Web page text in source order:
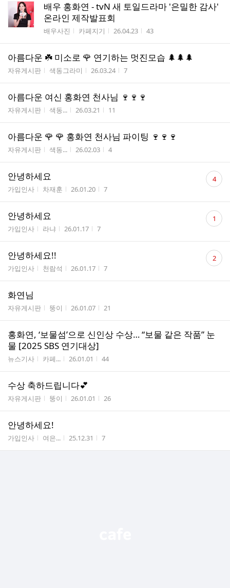
배우 홍화연 - tvN 새 토일드라마 '은밀한 감사'
온라인 제작발표회
게시판명
배우사진 작성자
카페지기 작성시간
26.04.23 조회수
43
아름다운 ☘️ 미소로 🌹 연기하는 멋진모습 🌲🌲🌲
게시판명
자유게시판 작성자
색동그라미 작성시간
26.03.24 조회수
7
아름다운 여신 홍화연 천사님 🍷🍷🍷
게시판명
자유게시판 작성자
색동... 작성시간
26.03.21 조회수
11
아름다운 🌹 🌹 홍화연 천사님 파이팅 🍷🍷🍷
게시판명
자유게시판 작성자
색동... 작성시간
26.02.03 조회수
4
안녕하세요
게시판명
가입인사 작성자
차재훈 작성시간
26.01.20 조회수
7
댓
글 4
안녕하세요
게시판명
가입인사 작성자
라냐 작성시간
26.01.17 조회수
7
댓
글 1
안녕하세요!!
게시판명
가입인사 작성자
천람석 작성시간
26.01.17 조회수
7
댓
글 2
화연님
게시판명
자유게시판 작성자
뚱이 작성시간
26.01.07 조회수
21
홍화연, ‘보물섬’으로 신인상 수상… “보물 같은 작품” 눈
물 [2025 SBS 연기대상]
게시판명
뉴스기사 작성자
카페... 작성시간
26.01.01 조회수
44
수상 축하드립니다💕
게시판명
자유게시판 작성자
뚱이 작성시간
26.01.01 조회수
26
안녕하세요!
게시판명
가입인사 작성자
여은... 작성시간
25.12.31 조회수
7